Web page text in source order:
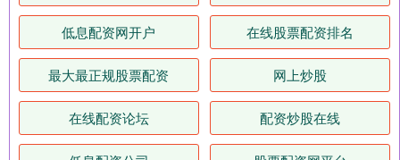
低息配资网开户 在线股票配资排名
最大最正规股票配资 网上炒股
在线配资论坛 配资炒股在线